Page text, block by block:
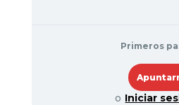
Primeros
o Iniciar